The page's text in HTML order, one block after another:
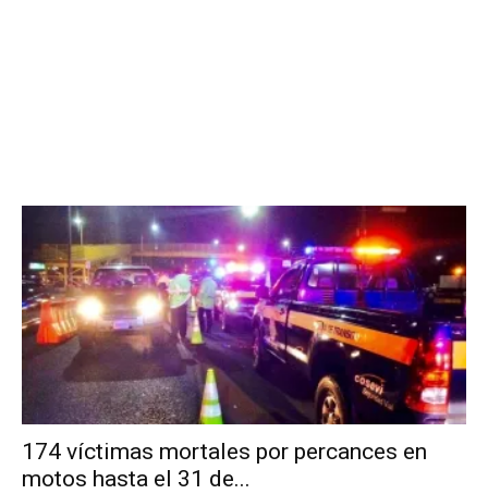
174 víctimas mortales por percances en
motos hasta el 31 de...